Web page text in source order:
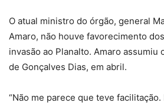
O atual ministro do órgão, general
Amaro, não houve favorecimento
invasão ao Planalto. Amaro assumiu
de Gonçalves Dias, em abril.
“Não me parece que teve